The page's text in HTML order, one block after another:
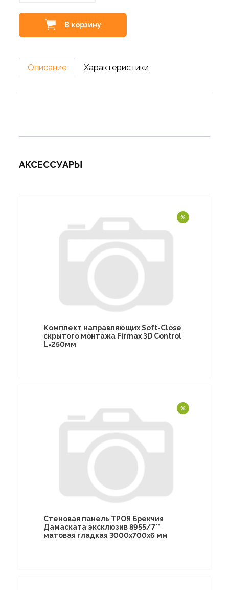
В корзину
Описание Характеристики
АКСЕССУАРЫ
Комплект направляющих Soft-Close
скрытого монтажа Firmax 3D Control
L=250мм
Стеновая панель ТРОЯ Брекчия
Дамаската эксклюзив 8955/7**
матовая гладкая 3000х700х6 мм